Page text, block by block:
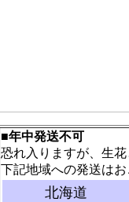
■年中発送不可
恐れ入りますが、生
下記地域への発送は
北海道